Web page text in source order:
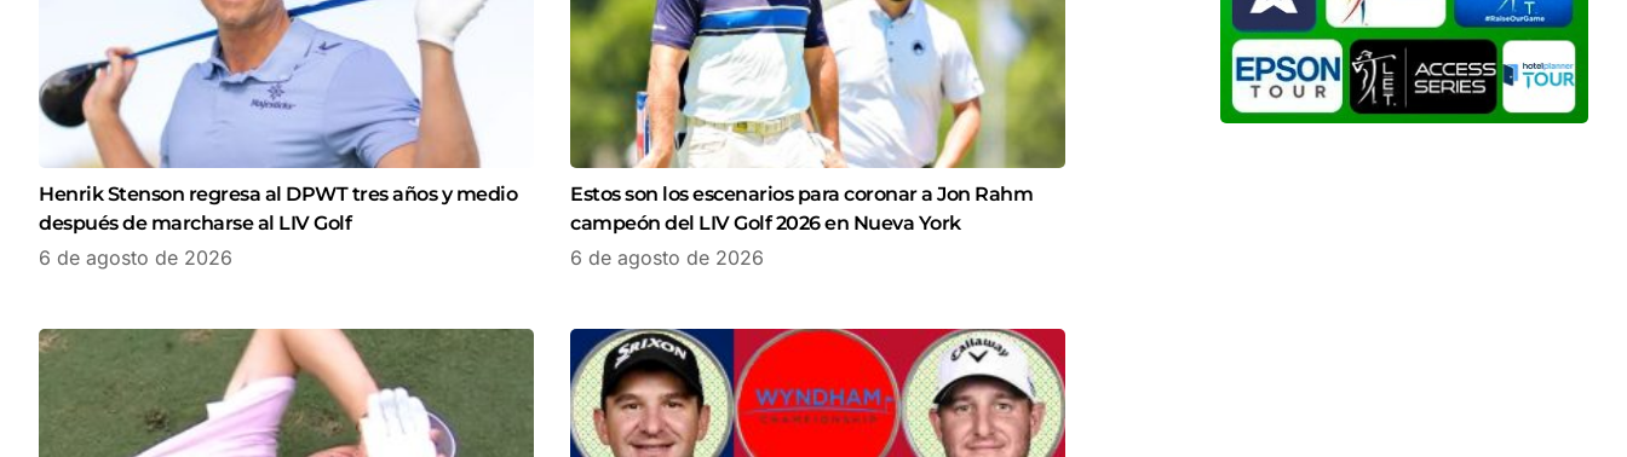
Henrik Stenson regresa al DPWT tres años y medio
después de marcharse al LIV Golf
6 de agosto de 2026
Estos son los escenarios para coronar a Jon Rahm
campeón del LIV Golf 2026 en Nueva York
6 de agosto de 2026